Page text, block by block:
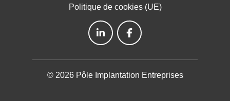
Politique de cookies (UE)
© 2026 Pôle Implantation Entreprises